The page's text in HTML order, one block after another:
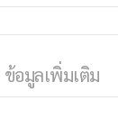
ข้อมูลเพิ่มเติม